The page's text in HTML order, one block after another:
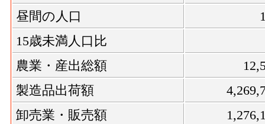
昼間の人口
15歳未満人口比
農業・産出総額
製造品出荷額
卸売業・販売額